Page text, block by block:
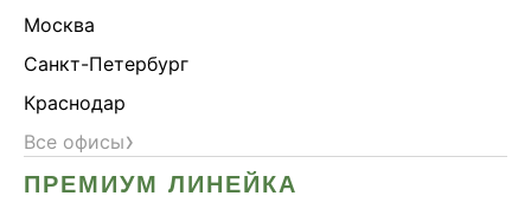
Расторопша
СДВГ
Москва
Санкт-Петербург
Краснодар
Все офисы›
ПРЕМИУМ ЛИНЕЙКА